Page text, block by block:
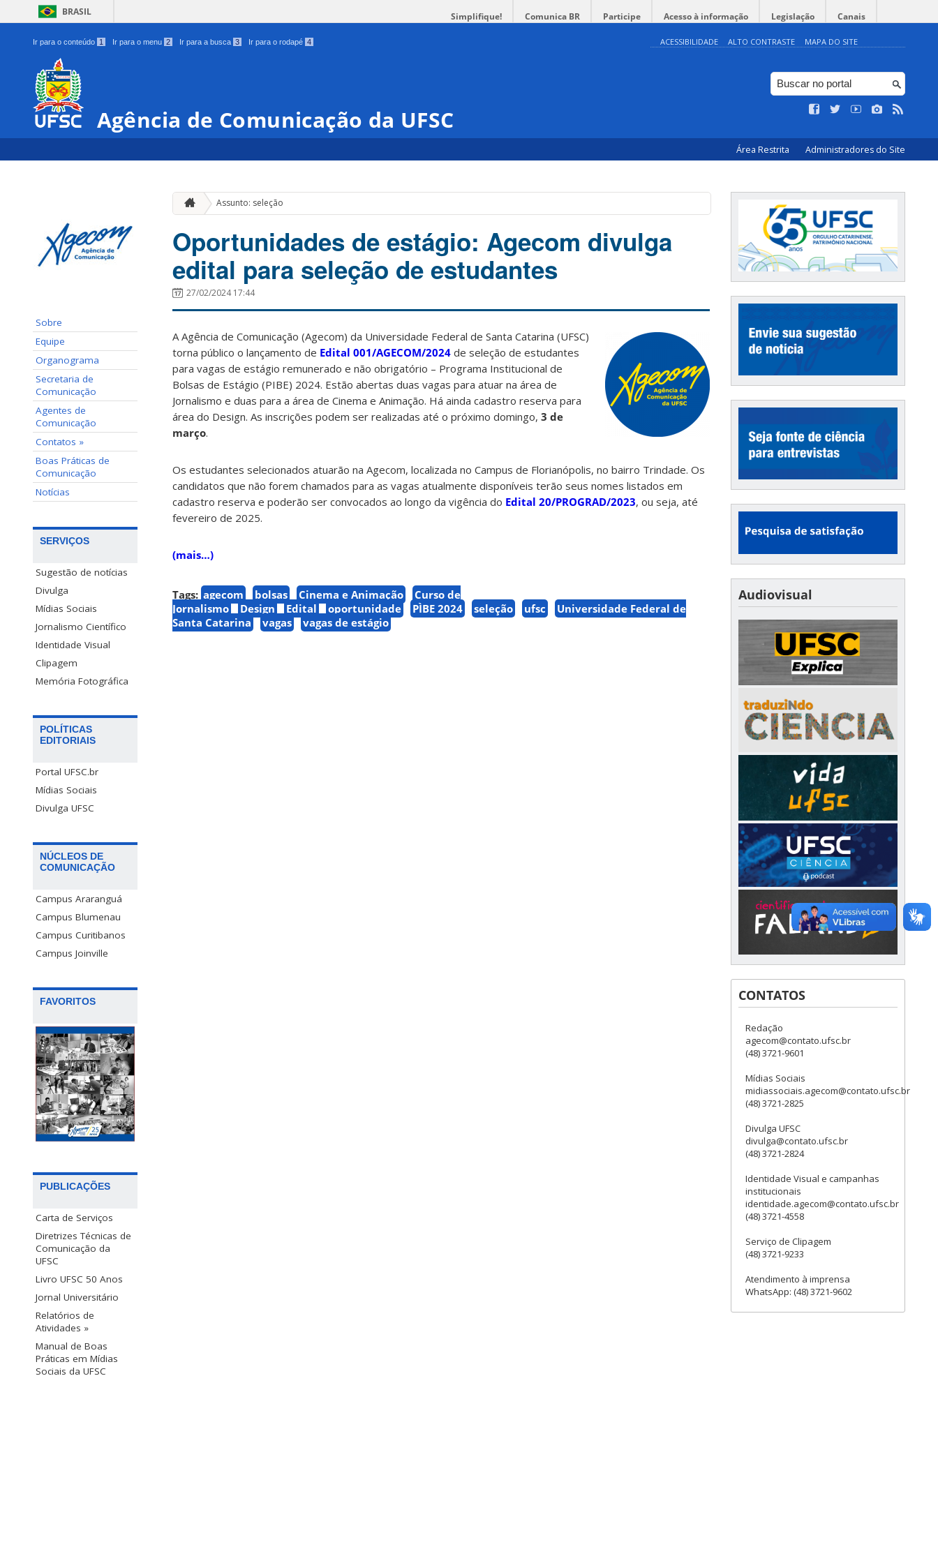
BRASIL Simplifique! Comunica BR Participe Acesso à informação Legislação Canais
Ir para o conteúdo 1 Ir para o menu 2 Ir para a busca 3 Ir para o rodapé 4 ACESSIBILIDADE ALTO CONTRASTE MAPA DO SITE
Agência de Comunicação da UFSC
Área Restrita Administradores do Site
Sobre
Equipe
Organograma
Secretaria de
Comunicação
Agentes de
Comunicação
Contatos »
Boas Práticas de
Comunicação
Notícias
SERVIÇOS
Sugestão de notícias
Divulga
Mídias Sociais
Jornalismo Científico
Identidade Visual
Clipagem
Memória Fotográfica
POLÍTICAS
EDITORIAIS
Portal UFSC.br
Mídias Sociais
Divulga UFSC
NÚCLEOS DE
COMUNICAÇÃO
Campus Araranguá
Campus Blumenau
Campus Curitibanos
Campus Joinville
FAVORITOS
PUBLICAÇÕES
Carta de Serviços
Diretrizes Técnicas de
Comunicação da
UFSC
Livro UFSC 50 Anos
Jornal Universitário
Relatórios de
Atividades »
Manual de Boas
Práticas em Mídias
Sociais da UFSC
Assunto: seleção
Oportunidades de estágio: Agecom divulga
edital para seleção de estudantes
27/02/2024 17:44
A Agência de Comunicação (Agecom) da Universidade Federal de Santa Catarina (UFSC)
torna público o lançamento de Edital 001/AGECOM/2024 de seleção de estudantes
para vagas de estágio remunerado e não obrigatório – Programa Institucional de
Bolsas de Estágio (PIBE) 2024. Estão abertas duas vagas para atuar na área de
Jornalismo e duas para a área de Cinema e Animação. Há ainda cadastro reserva para
área do Design. As inscrições podem ser realizadas até o próximo domingo, 3 de
março.
Os estudantes selecionados atuarão na Agecom, localizada no Campus de Florianópolis, no bairro Trindade. Os
candidatos que não forem chamados para as vagas atualmente disponíveis terão seus nomes listados em
cadastro reserva e poderão ser convocados ao longo da vigência do Edital 20/PROGRAD/2023, ou seja, até
fevereiro de 2025.
(mais…)
Tags: agecom bolsas Cinema e Animação
Curso de
Jornalismo
Design Edital oportunidade PÌBE 2024 seleção ufsc
Universidade Federal de
Santa Catarina
vagas vagas de estágio
Audiovisual
CONTATOS
Redação
agecom@contato.ufsc.br
(48) 3721-9601
Mídias Sociais
midiassociais.agecom@contato.ufsc.br
(48) 3721-2825
Divulga UFSC
divulga@contato.ufsc.br
(48) 3721-2824
Identidade Visual e campanhas
institucionais
identidade.agecom@contato.ufsc.br
(48) 3721-4558
Serviço de Clipagem
(48) 3721-9233
Atendimento à imprensa
WhatsApp: (48) 3721-9602